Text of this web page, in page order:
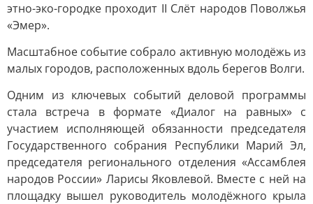
этно-эко-городке проходит II Слёт народов Поволжья
«Эмер».
Масштабное событие собрало активную молодёжь из
малых городов, расположенных вдоль берегов Волги.
Одним из ключевых событий деловой программы
стала встреча в формате «Диалог на равных» с
участием исполняющей обязанности председателя
Государственного собрания Республики Марий Эл,
председателя регионального отделения «Ассамблея
народов России» Ларисы Яковлевой. Вместе с ней на
площадку вышел руководитель молодёжного крыла